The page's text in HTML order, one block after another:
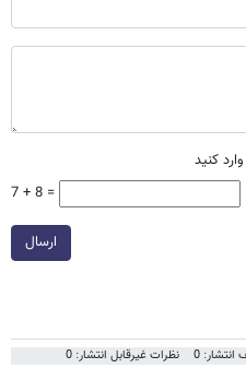
کنید
7 + 8 =
ارسال
0 نظرات غیرقابل انتشار: 0